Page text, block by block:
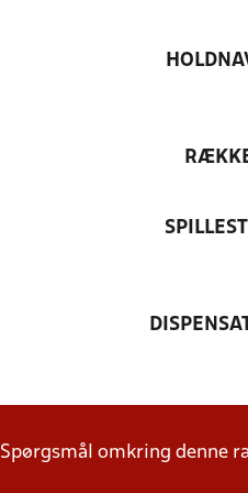
Spørgsmål omkring denne